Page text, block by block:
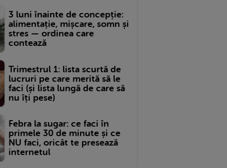
3 luni înainte de concepție:
alimentație, mișcare, somn și
stres — ordinea care
contează
Trimestrul 1: lista scurtă de
lucruri pe care merită să le
faci (și lista lungă de care să
nu îți pese)
Febra la sugar: ce faci în
primele 30 de minute și ce
NU faci, oricât te presează
internetul